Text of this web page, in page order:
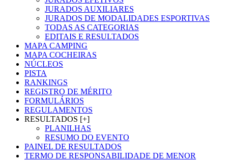
JURADOS AUXILIARES
JURADOS DE MODALIDADES ESPORTIVAS
TODAS AS CATEGORIAS
EDITAIS E RESULTADOS
MAPA CAMPING
MAPA COCHEIRAS
NÚCLEOS
PISTA
RANKINGS
REGISTRO DE MÉRITO
FORMULÁRIOS
REGULAMENTOS
RESULTADOS [+]
PLANILHAS
RESUMO DO EVENTO
PAINEL DE RESULTADOS
TERMO DE RESPONSABILIDADE DE MENOR